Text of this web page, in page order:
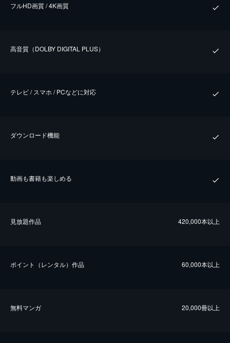
フルHD画質 / 4K画質
⾼⾳質（DOLBY DIGITAL PLUS）
テレビ / スマホ / PCなどに対応
ダウンロード機能
動画も書籍も楽しめる
⾒放題作品 420,000本以上
ポイント（レンタル）作品 60,000本以上
無料マンガ 20,000冊以上